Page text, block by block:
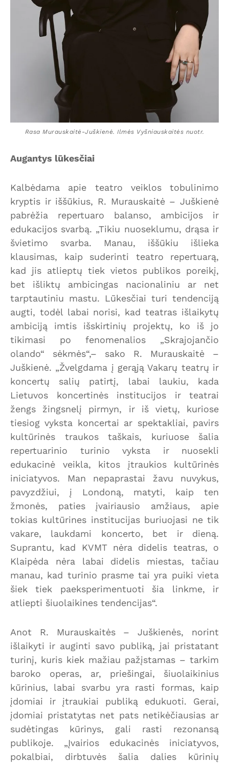
Rasa Murauskaitė-Juškienė. Ilmės Vyšniauskaitės nuotr.
Augantys lūkesčiai
Kalbėdama apie teatro veiklos tobulinimo
kryptis ir iššūkius, R. Murauskaitė – Juškienė
pabrėžia repertuaro balanso, ambicijos ir
edukacijos svarbą. „Tikiu nuoseklumu, drąsa ir
švietimo svarba. Manau, iššūkiu išlieka
klausimas, kaip suderinti teatro repertuarą,
kad jis atlieptų tiek vietos publikos poreikį,
bet išliktų ambicingas nacionaliniu ar net
tarptautiniu mastu. Lūkesčiai turi tendenciją
augti, todėl labai norisi, kad teatras išlaikytų
ambiciją imtis išskirtinių projektų, ko iš jo
tikimasi po fenomenalios „Skrajojančio
olando“ sėkmės“,– sako R. Murauskaitė –
Juškienė. „Žvelgdama į gerąją Vakarų teatrų ir
koncertų salių patirtį, labai laukiu, kada
Lietuvos koncertinės institucijos ir teatrai
žengs žingsnelį pirmyn, ir iš vietų, kuriose
tiesiog vyksta koncertai ar spektakliai, pavirs
kultūrinės traukos taškais, kuriuose šalia
repertuarinio turinio vyksta ir nuosekli
edukacinė veikla, kitos įtraukios kultūrinės
iniciatyvos. Man nepaprastai žavu nuvykus,
pavyzdžiui, į Londoną, matyti, kaip ten
žmonės, paties įvairiausio amžiaus, apie
tokias kultūrines institucijas buriuojasi ne tik
vakare, laukdami koncerto, bet ir dieną.
Suprantu, kad KVMT nėra didelis teatras, o
Klaipėda nėra labai didelis miestas, tačiau
manau, kad turinio prasme tai yra puiki vieta
šiek tiek paeksperimentuoti šia linkme, ir
atliepti šiuolaikines tendencijas“.
Anot R. Murauskaitės – Juškienės, norint
išlaikyti ir auginti savo publiką, jai pristatant
turinį, kuris kiek mažiau pažįstamas – tarkim
baroko operas, ar, priešingai, šiuolaikinius
kūrinius, labai svarbu yra rasti formas, kaip
įdomiai ir įtraukiai publiką edukuoti. Gerai,
įdomiai pristatytas net pats netikėčiausias ar
sudėtingas kūrinys, gali rasti rezonansą
publikoje. „Įvairios edukacinės iniciatyvos,
pokalbiai, dirbtuvės šalia dalies kūrinių